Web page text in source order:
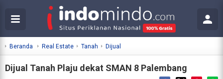
Beranda Real Estate Tanah Dijual
Dijual Tanah Plaju dekat SMAN 8 Palembang